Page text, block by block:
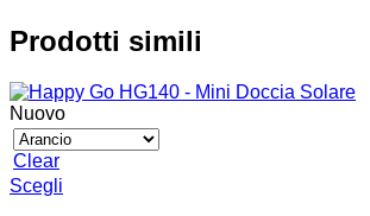
Prodotti simili
Nuovo
Clear
Scegli